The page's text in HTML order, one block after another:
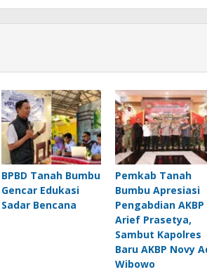
BPBD Tanah Bumbu
Gencar Edukasi
Sadar Bencana
Pemkab Tanah
Bumbu Apresiasi
Pengabdian AKBP
Arief Prasetya,
Sambut Kapolres
Baru AKBP Novy
Wibowo